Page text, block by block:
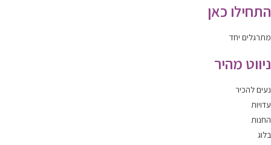
התחילו כאן
מתרגלים יחד
ניווט מהיר
נעים להכיר
עדויות
החנות
בלוג